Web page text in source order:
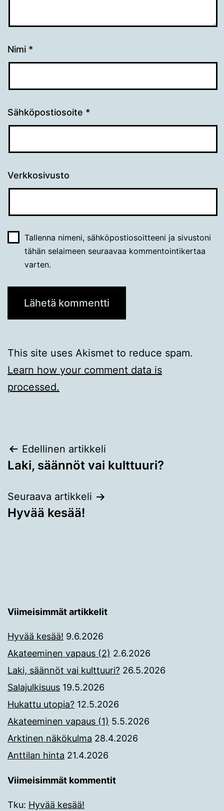
Nimi *
Sähköpostiosoite *
Verkkosivusto
Tallenna nimeni, sähköpostiosoitteeni ja sivustoni
tähän selaimeen seuraavaa kommentointikertaa
varten.
This site uses Akismet to reduce spam.
Learn how your comment data is
processed.
Artikkelien
selaus
Edellinen artikkeli
Laki, säännöt vai kulttuuri?
Seuraava artikkeli
Hyvää kesää!
Viimeisimmät artikkelit
Hyvää kesää! 9.6.2026
Akateeminen vapaus (2) 2.6.2026
Laki, säännöt vai kulttuuri? 26.5.2026
Salajulkisuus 19.5.2026
Hukattu utopia? 12.5.2026
Akateeminen vapaus (1) 5.5.2026
Arktinen näkökulma 28.4.2026
Anttilan hinta 21.4.2026
Viimeisimmät kommentit
Tku: Hyvää kesää!